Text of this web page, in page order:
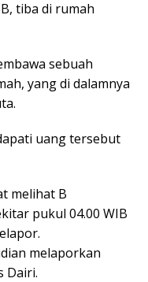
tiba di rumah
sebuah
yang di dalamnya
uang tersebut
melihat B
pukul 04.00 WIB
melaporkan
Dairi.